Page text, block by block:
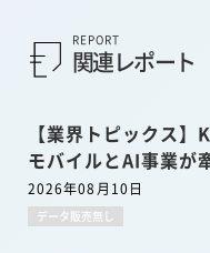
REPORT
関連レポート
【業界トピックス】
モバイルとAI事業が
2026年08月10日
データ販売無し